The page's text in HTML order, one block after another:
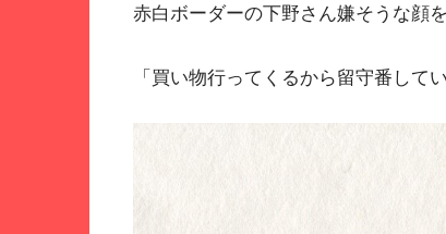
赤白ボーダーの下野さん嫌そうな顔
「買い物行ってくるから留守番して